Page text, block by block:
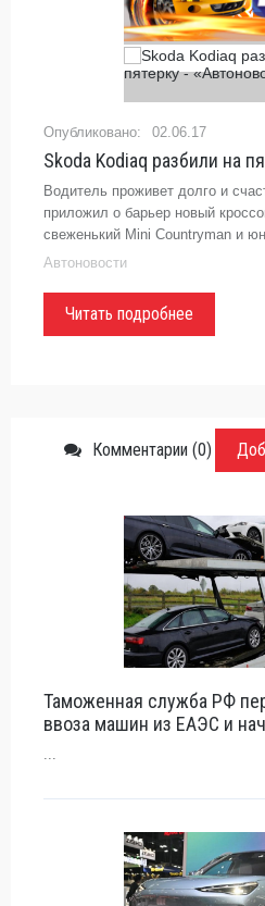
02.06.17
Водитель проживет долго и
приложил о барьер новый
свеженький Mini Countryman и
и Suzuki Swift. Гвоздь
Автоновости
Читать подробнее
Комментарии (0)
Таможенная служба РФ
ввоза машин из ЕАЭС и
...